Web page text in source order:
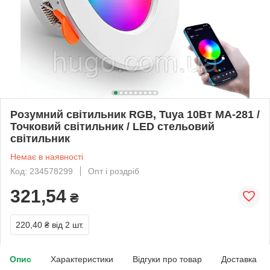
Розумний світильник RGB, Tuya 10Вт MA-281 /
Точковий світильник / LED стельовий
світильник
Немає в наявності
Код: 234578299
Опт і роздріб
321,54 ₴
220,40 ₴ від 2 шт.
Опис Характеристики Відгуки про товар Доставка